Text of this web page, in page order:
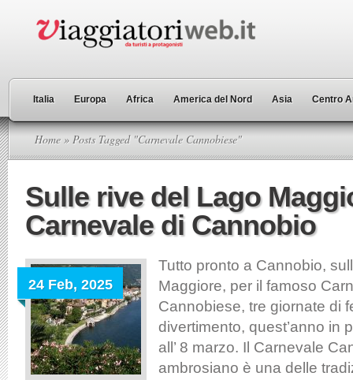
Italia Europa Africa America del Nord Asia Centro
Home » Posts Tagged "Carnevale Cannobiese"
Sulle rive del Lago
Carnevale di Cannobio
24 Feb, 2025
Tutto pronto a Cannobio,
Maggiore, per il famoso
Cannobiese, tre giornate di
divertimento, quest’anno in
all’ 8 marzo. Il Carnevale
ambrosiano è una delle